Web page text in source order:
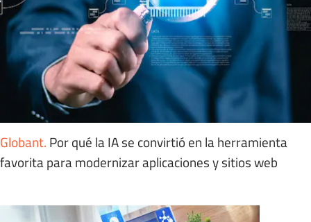
Globant. Por qué la IA se convirtió en la herramienta
favorita para modernizar aplicaciones y sitios web